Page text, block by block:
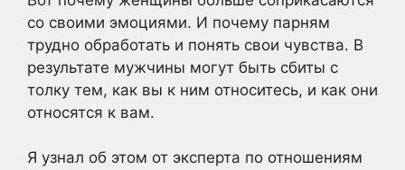
со своими эмоциями. И почему парням
трудно обработать и понять свои чувства. В
результате мужчины могут быть сбиты с
толку тем, как вы к ним относитесь, и как они
относятся к вам.
Я узнал об этом от эксперта по отношениям